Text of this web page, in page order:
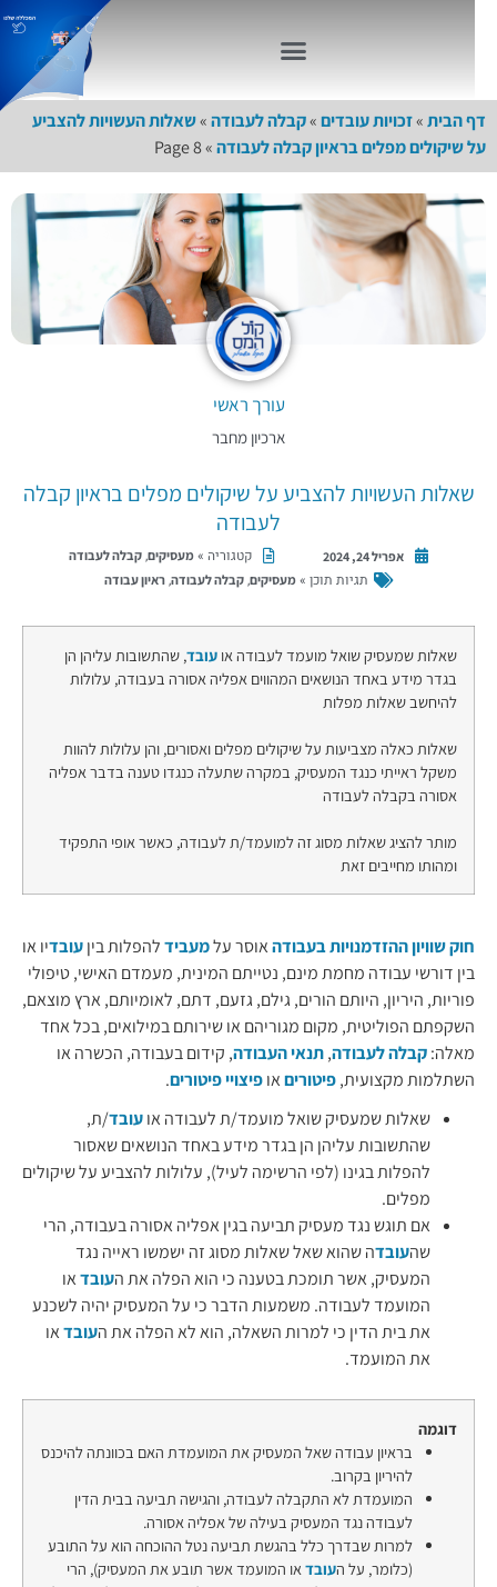
דף הבית»זכויות עובדים»קבלה לעבודה»שאלות העשויות להצביע
על שיקולים מפלים בראיון קבלה לעבודה»
עורך ראשי
ארכיון מחבר
שאלות העשויות להצביע על שיקולים מפלים בראיון קבלה
לעבודה
אפריל 24, 2024 קטגוריה » מעסיקים,קבלה לעבודה
תגיות תוכן » מעסיקים,קבלה לעבודה,ראיון עבודה
שאלות שמעסיק שואל מועמד לעבודה אועובד, שהתשובות עליהן הן
בגדר מידע באחד הנושאים המהווים אפליה אסורה בעבודה, עלולות
להיחשב שאלות מפלות
שאלות כאלה מצביעות על שיקולים מפלים ואסורים, והן עלולות להוות
משקל ראייתי כנגד המעסיק, במקרה שתעלה כנגדו טענה בדבר אפליה
אסורה בקבלה לעבודה
מותר להציג שאלות מסוג זה למועמד/ת לעבודה, כאשר אופי התפקיד
ומהותו מחייבים זאת
חוק שוויון ההזדמנויות בעבודהאוסר עלמעבידלהפלות ביןעובדיו או
בין דורשי עבודה מחמת מינם, נטייתם המינית, מעמדם האישי, טיפולי
פוריות, היריון, היותם הורים, גילם, גזעם, דתם, לאומיותם, ארץ מוצאם,
השקפתם הפוליטית, מקום מגוריהם או שירותם במילואים, בכל אחד
מאלה:קבלה לעבודה,תנאי העבודה, קידום בעבודה, הכשרה או
השתלמות מקצועית,פיטוריםאופיצויי פיטורים.
שאלות שמעסיק שואל מועמד/ת לעבודה אועובד/ת,
שהתשובות עליהן הן בגדר מידע באחד הנושאים שאסור
להפלות בגינו (לפי הרשימה לעיל), עלולות להצביע על שיקולים
מפלים.
אם תוגש נגד מעסיק תביעה בגין אפליה אסורה בעבודה, הרי
שהעובדה שהוא שאל שאלות מסוג זה ישמשו ראייה נגד
המעסיק, אשר תומכת בטענה כי הוא הפלה את העובדאו
המועמד לעבודה. משמעות הדבר כי על המעסיק יהיה לשכנע
את בית הדין כי למרות השאלה, הוא לא הפלה את העובדאו
את המועמד.
דוגמה
בראיון עבודה שאל המעסיק את המועמדת האם בכוונתה להיכנס
להיריון בקרוב.
המועמדת לא התקבלה לעבודה, והגישה תביעה בבית הדין
לעבודה נגד המעסיק בעילה של אפליה אסורה.
למרות שבדרך כלל בהגשת תביעה נטל ההוכחה הוא על התובע
(כלומר, על ה עובדאו המועמד אשר תובע את המעסיק), הרי